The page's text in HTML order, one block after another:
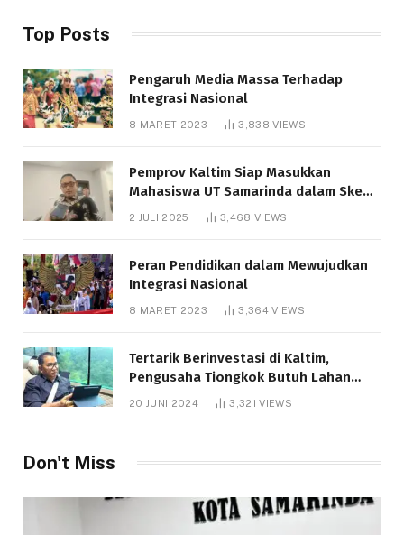
Top Posts
Pengaruh Media Massa Terhadap
Integrasi Nasional
8 MARET 2023 3,838VIEWS
Pemprov Kaltim Siap Masukkan
Mahasiswa UT Samarinda dalam Skema
Bantuan Pendidikan Gratispol
2 JULI 2025 3,468 VIEWS
Peran Pendidikan dalam Mewujudkan
Integrasi Nasional
8 MARET 2023 3,364VIEWS
Tertarik Berinvestasi di Kaltim,
Pengusaha Tiongkok Butuh Lahan
1.000 Hektare
20 JUNI 2024 3,321VIEWS
Don't Miss